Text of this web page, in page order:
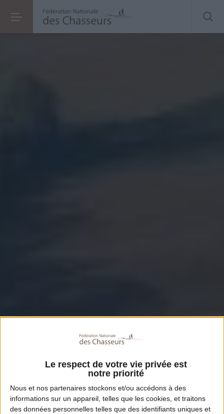
Le respect de votre vie privée est
notre priorité
Nous et nos partenaires stockons et/ou accédons à des
informations sur un appareil, telles que les cookies, et traitons
des données personnelles telles que des identifiants uniques et